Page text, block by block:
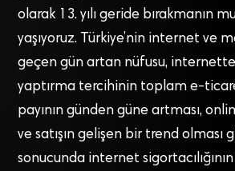
olarak 13. yılı geride bırakmanın
yaşıyoruz. Türkiye’nin internet ve
geçen gün artan nüfusu,
yaptırma tercihinin toplam e-
payının günden güne artması,
ve satışın gelişen bir trend olması
sonucunda internet